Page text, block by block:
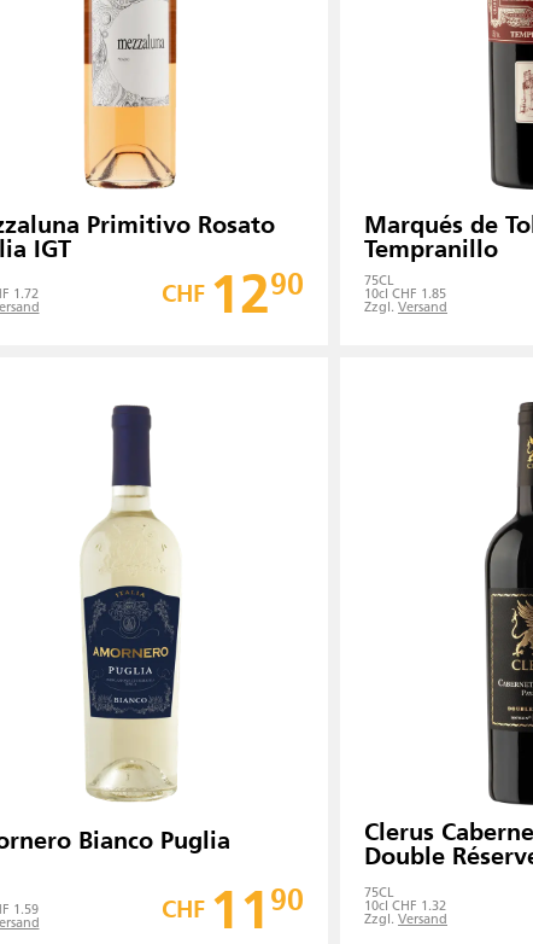
Primitivo Rosato
IGT
1.72
CHF 1290
Marqués de
Tempranillo
75CL
10cl CHF 1.85
Zzgl. Versand
Bianco Puglia
1.59
CHF 11 90
Clerus
Double
75CL
10cl CHF 1.32
Zzgl. Versand